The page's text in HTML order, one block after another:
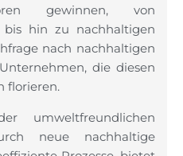
gewinnen, von
bis hin zu nachhaltigen
nach nachhaltigen
die diesen
florieren.
umweltfreundlichen
neue nachhaltige